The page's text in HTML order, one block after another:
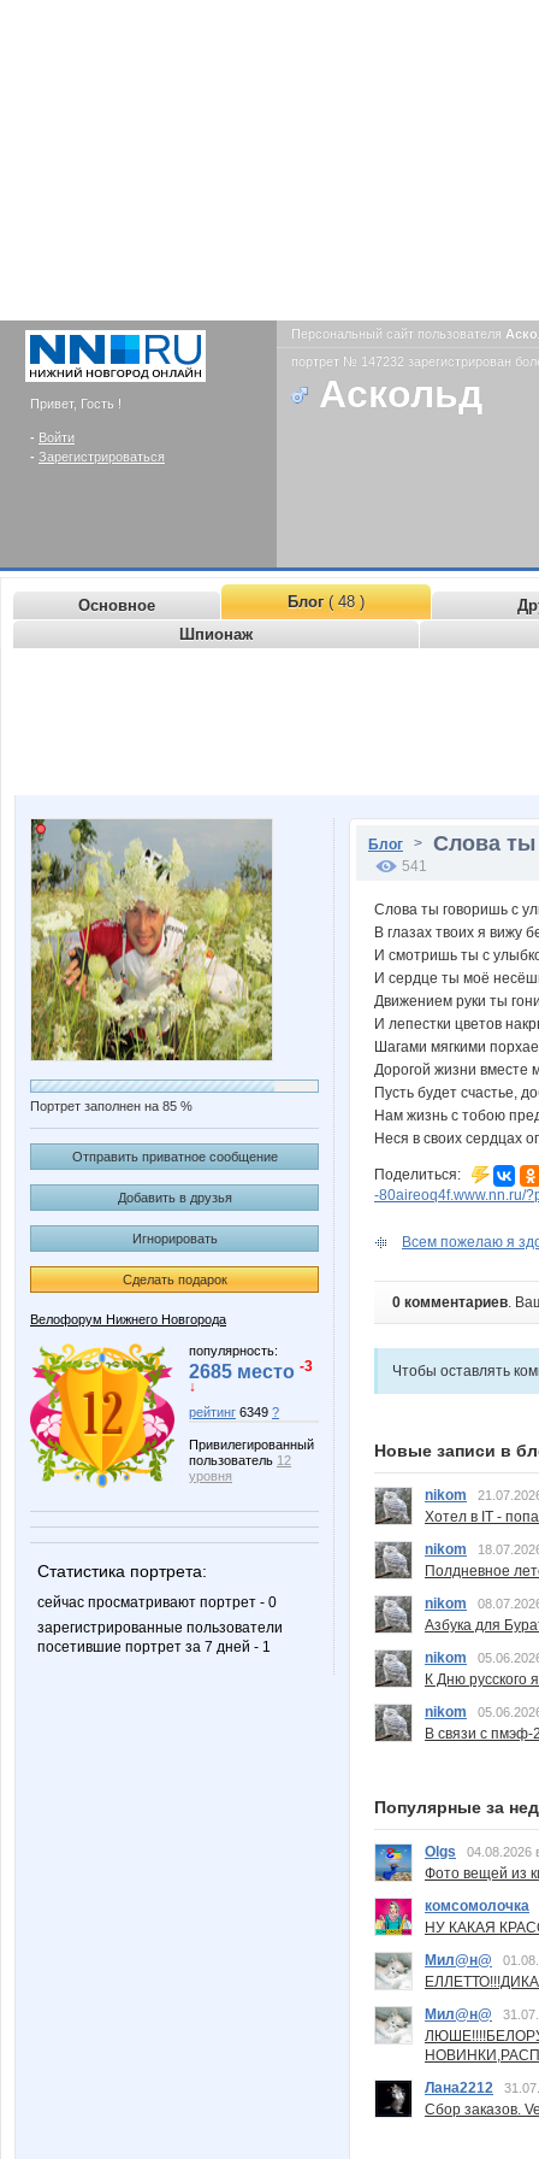
Привет, Гость !
- Войти
- Зарегистрироваться
Персональный сайт пользователя
портрет № 147232 зарегистрирован
Аскольд
Основное Блог( 48 )
Шпионаж
Портрет заполнен на 85 %
Отправить приватное сообщение
Добавить в друзья
Игнорировать
Сделать подарок
Велофорум Нижнего Новгорода
популярность:
2685 место -3
↓
рейтинг 6349 ?
Привилегированный
пользователь 12
уровня
Статистика портрета:
сейчас просматривают портрет - 0
зарегистрированные пользователи
посетившие портрет за 7 дней - 1
Блог > Слова ты
541
Слова ты говоришь с
В глазах твоих я вижу
И смотришь ты с
И сердце ты моё
Движением руки ты
И лепестки цветов
Шагами мягкими
Дорогой жизни вместе
Пусть будет счастье,
Нам жизнь с тобою
Неся в своих сердцах
Поделиться:
-80aireoq4f.www.nn.ru/
Всем пожелаю я
0 комментариев.
Чтобы оставлять
Новые записи в
nikom
Хотел в IT -
nikom
Полдневное
nikom
Азбука для
nikom
К Дню русского
nikom
В связи с пмэф-
Популярные за
Olgs 04.08.2026
Фото вещей из
комсомолочка
НУ КАКАЯ
Мил@н@
Мил@н@
Лана2212
Сбор заказов.